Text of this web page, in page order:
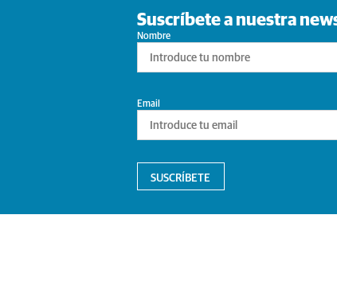
Suscríbete a nuestra
Nombre
Email
SUSCRÍBETE